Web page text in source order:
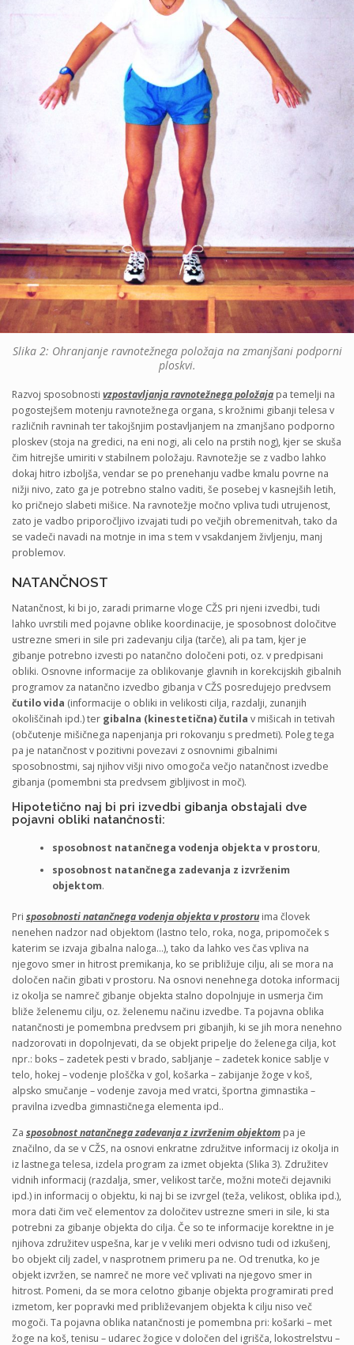
Slika 2: Ohranjanje ravnotežnega položaja na zmanjšani podporni
ploskvi.
Razvoj sposobnosti vzpostavljanja ravnotežnega položaja pa temelji na
pogostejšem motenju ravnotežnega organa, s krožnimi gibanji telesa v
različnih ravninah ter takojšnjim postavljanjem na zmanjšano podporno
ploskev (stoja na gredici, na eni nogi, ali celo na prstih nog), kjer se skuša
čim hitrejše umiriti v stabilnem položaju. Ravnotežje se z vadbo lahko
dokaj hitro izboljša, vendar se po prenehanju vadbe kmalu povrne na
nižji nivo, zato ga je potrebno stalno vaditi, še posebej v kasnejših letih,
ko pričnejo slabeti mišice. Na ravnotežje močno vpliva tudi utrujenost,
zato je vadbo priporočljivo izvajati tudi po večjih obremenitvah, tako da
se vadeči navadi na motnje in ima s tem v vsakdanjem življenju, manj
problemov.
NATANČNOST
Natančnost, ki bi jo, zaradi primarne vloge CŽS pri njeni izvedbi, tudi
lahko uvrstili med pojavne oblike koordinacije, je sposobnost določitve
ustrezne smeri in sile pri zadevanju cilja (tarče), ali pa tam, kjer je
gibanje potrebno izvesti po natančno določeni poti, oz. v predpisani
obliki. Osnovne informacije za oblikovanje glavnih in korekcijskih gibalnih
programov za natančno izvedbo gibanja v CŽS posredujejo predvsem
čutilo vida (informacije o obliki in velikosti cilja, razdalji, zunanjih
okoliščinah ipd.) ter gibalna (kinestetična) čutila v mišicah in tetivah
(občutenje mišičnega napenjanja pri rokovanju s predmeti). Poleg tega
pa je natančnost v pozitivni povezavi z osnovnimi gibalnimi
sposobnostmi, saj njihov višji nivo omogoča večjo natančnost izvedbe
gibanja (pomembni sta predvsem gibljivost in moč).
Hipotetično naj bi pri izvedbi gibanja obstajali dve
pojavni obliki natančnosti:
sposobnost natančnega vodenja objekta v prostoru,
sposobnost natančnega zadevanja z izvrženim
objektom.
Pri sposobnosti natančnega vodenja objekta v prostoru ima človek
nenehen nadzor nad objektom (lastno telo, roka, noga, pripomoček s
katerim se izvaja gibalna naloga…), tako da lahko ves čas vpliva na
njegovo smer in hitrost premikanja, ko se približuje cilju, ali se mora na
določen način gibati v prostoru. Na osnovi nenehnega dotoka informacij
iz okolja se namreč gibanje objekta stalno dopolnjuje in usmerja čim
bliže želenemu cilju, oz. želenemu načinu izvedbe. Ta pojavna oblika
natančnosti je pomembna predvsem pri gibanjih, ki se jih mora nenehno
nadzorovati in dopolnjevati, da se objekt pripelje do želenega cilja, kot
npr.: boks – zadetek pesti v brado, sabljanje – zadetek konice sablje v
telo, hokej – vodenje ploščka v gol, košarka – zabijanje žoge v koš,
alpsko smučanje – vodenje zavoja med vratci, športna gimnastika –
pravilna izvedba gimnastičnega elementa ipd..
Za sposobnost natančnega zadevanja z izvrženim objektom pa je
značilno, da se v CŽS, na osnovi enkratne združitve informacij iz okolja in
iz lastnega telesa, izdela program za izmet objekta (Slika 3). Združitev
vidnih informacij (razdalja, smer, velikost tarče, možni moteči dejavniki
ipd.) in informacij o objektu, ki naj bi se izvrgel (teža, velikost, oblika ipd.),
mora dati čim več elementov za določitev ustrezne smeri in sile, ki sta
potrebni za gibanje objekta do cilja. Če so te informacije korektne in je
njihova združitev uspešna, kar je v veliki meri odvisno tudi od izkušenj,
bo objekt cilj zadel, v nasprotnem primeru pa ne. Od trenutka, ko je
objekt izvržen, se namreč ne more več vplivati na njegovo smer in
hitrost. Pomeni, da se mora celotno gibanje objekta programirati pred
izmetom, ker popravki med približevanjem objekta k cilju niso več
mogoči. Ta pojavna oblika natančnosti je pomembna pri: košarki – met
žoge na koš, tenisu – udarec žogice v določen del igrišča, lokostrelstvu –